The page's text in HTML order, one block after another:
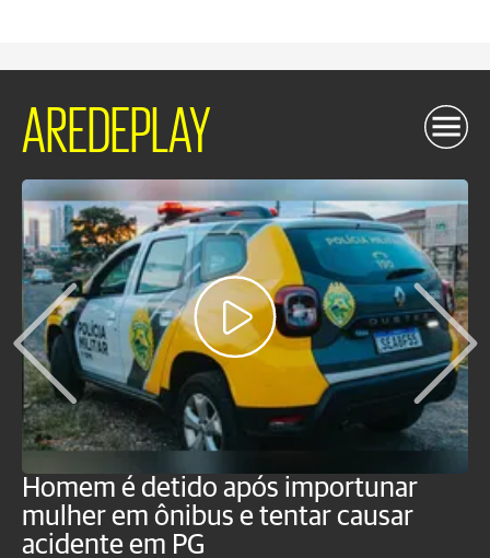
AREDEPLAY
Homem é detido após importunar
mulher em ônibus e tentar causar
acidente em PG